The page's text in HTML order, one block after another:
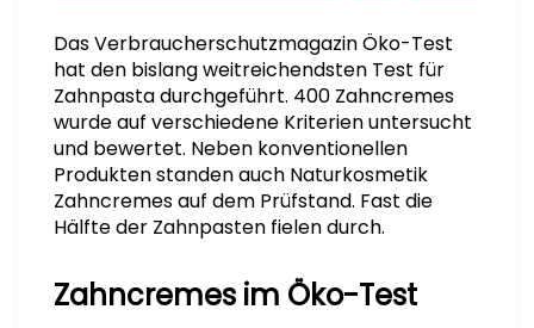
Das Verbraucherschutzmagazin Öko-Test
hat den bislang weitreichendsten Test für
Zahnpasta durchgeführt. 400 Zahncremes
wurde auf verschiedene Kriterien untersucht
und bewertet. Neben konventionellen
Produkten standen auch Naturkosmetik
Zahncremes auf dem Prüfstand. Fast die
Hälfte der Zahnpasten fielen durch.
Zahncremes im Öko-Test